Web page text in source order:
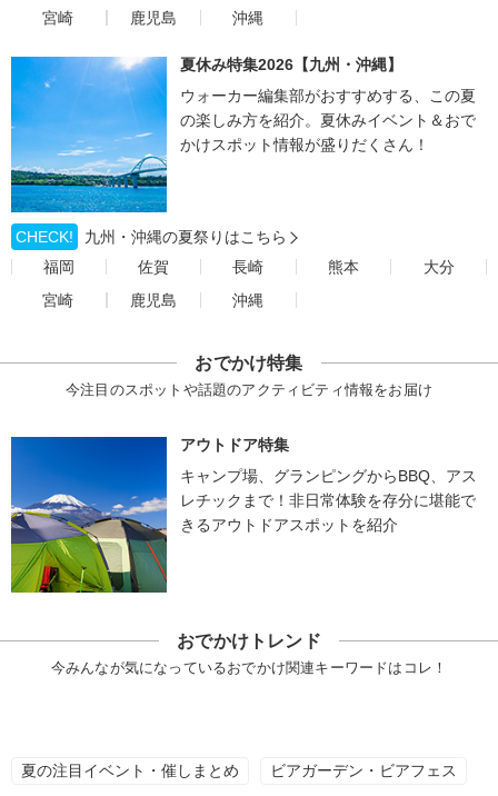
宮崎
鹿児島 沖縄
夏休み特集2026【九州・沖縄】
ウォーカー編集部がおすすめする、この夏
の楽しみ方を紹介。夏休みイベント＆おで
かけスポット情報が盛りだくさん！
CHECK!
九州・沖縄の夏祭りはこちら
福岡
佐賀 長崎 熊本
大分
宮崎
鹿児島 沖縄
おでかけ特集
今注目のスポットや話題のアクティビティ情報をお届け
アウトドア特集
キャンプ場、グランピングからBBQ、アス
レチックまで！非日常体験を存分に堪能で
きるアウトドアスポットを紹介
おでかけトレンド
今みんなが気になっているおでかけ関連キーワードはコレ！
夏の注目イベント・催しまとめ ビアガーデン・ビアフェス